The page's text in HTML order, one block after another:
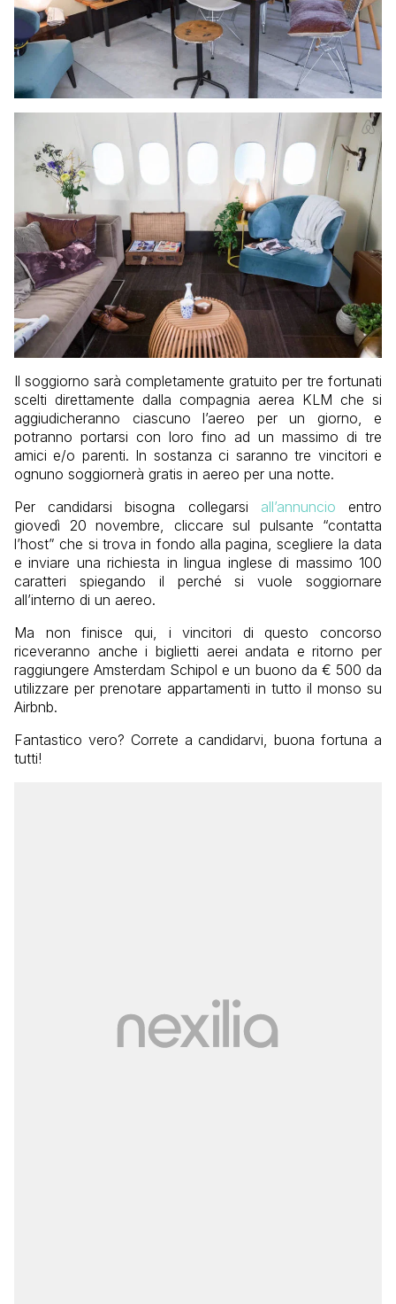
Il soggiorno sarà completamente gratuito per tre fortunati
scelti direttamente dalla compagnia aerea KLM che si
aggiudicheranno ciascuno l’aereo per un giorno, e
potranno portarsi con loro fino ad un massimo di tre
amici e/o parenti. In sostanza ci saranno tre vincitori e
ognuno soggiornerà gratis in aereo per una notte.
Per candidarsi bisogna collegarsi all’annuncio entro
giovedì 20 novembre, cliccare sul pulsante “contatta
l’host” che si trova in fondo alla pagina, scegliere la data
e inviare una richiesta in lingua inglese di massimo 100
caratteri spiegando il perché si vuole soggiornare
all’interno di un aereo.
Ma non finisce qui, i vincitori di questo concorso
riceveranno anche i biglietti aerei andata e ritorno per
raggiungere Amsterdam Schipol e un buono da € 500 da
utilizzare per prenotare appartamenti in tutto il monso su
Airbnb.
Fantastico vero? Correte a candidarvi, buona fortuna a
tutti!